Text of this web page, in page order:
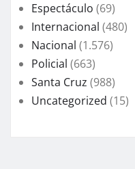
Espectáculo (69)
Internacional (480)
Nacional (1.576)
Policial (663)
Santa Cruz (988)
Uncategorized (15)